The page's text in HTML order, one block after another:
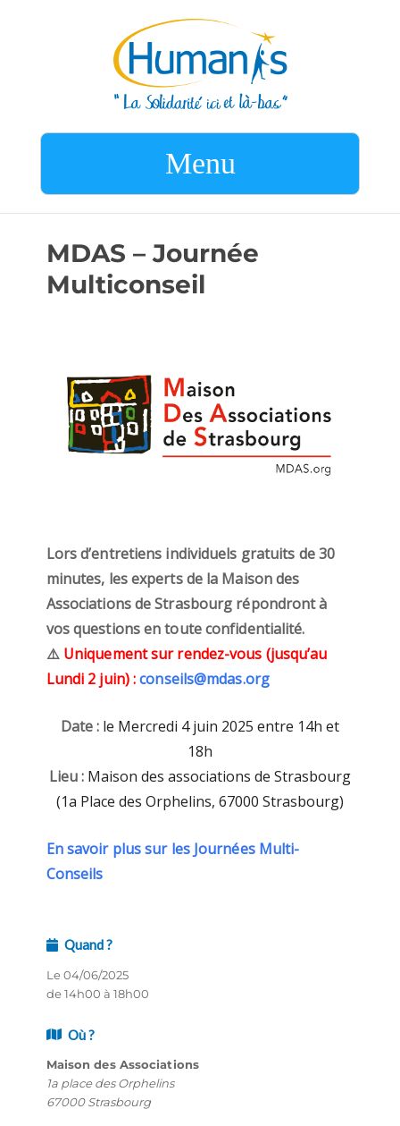
Menu
MDAS – Journée
Multiconseil
Lors d’entretiens individuels gratuits de 30
minutes, les experts de la Maison des
Associations de Strasbourg répondront à
vos questions en toute confidentialité.
⚠️ Uniquement sur rendez-vous (jusqu’au
Lundi 2 juin) :conseils@mdas.org
Date : le Mercredi 4 juin 2025 entre 14h et
18h
Lieu : Maison des associations de Strasbourg
(1a Place des Orphelins, 67000 Strasbourg)
En savoir plus sur les Journées Multi-
Conseils
Quand ?
Le 04/06/2025
de 14h00 à 18h00
Où ?
Maison des Associations
1a place des Orphelins
67000 Strasbourg